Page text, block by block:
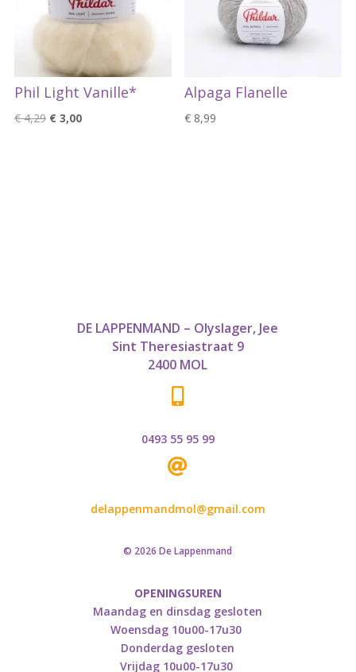
Phil Light Vanille*
€4,29 Oorspronkelijke
€3,00Huidige
Alpaga Flanelle
€ 8,99
DE LAPPENMAND – Olyslager, Jee
Sint Theresiastraat 9
2400 MOL
0493 55 95 99

delappenmandmol@gmail.com
© 2026 De Lappenmand
OPENINGSUREN
Maandag en dinsdag gesloten
Woensdag 10u00-17u30
Donderdag gesloten
Vrijdag 10u00-17u30